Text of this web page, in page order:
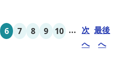
ないほど広く、くつろぎの空
6 7 8 9 10 ... 次
へ
最後
へ